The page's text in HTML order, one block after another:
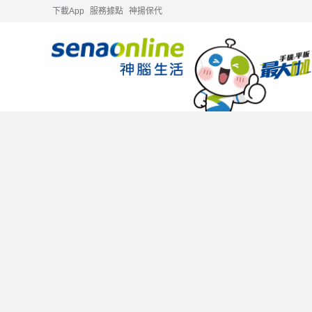
下載App 服務據點 神揚保代